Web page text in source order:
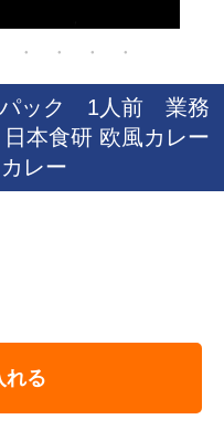
ック 1人前 業務
本食研 欧風カレー
レー
れる